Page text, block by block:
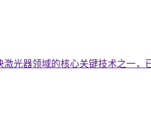
光器领域的核心关键技术之一